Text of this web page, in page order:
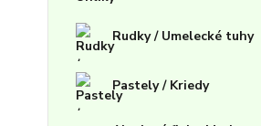
Rudky / Umelecké tuhy
Pastely / Kriedy